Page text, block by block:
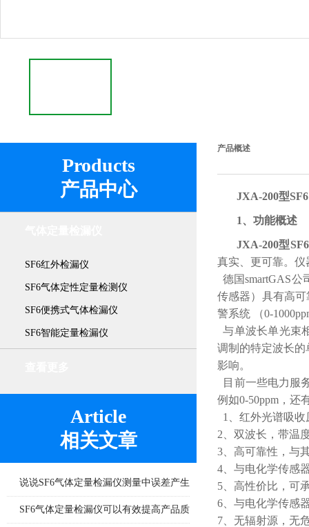
Products
产品中心
SF6红外检漏仪
SF6气体定性定量检测仪
SF6便携式气体检漏仪
SF6智能定量检漏仪
Article
相关文章
说说SF6气体定量检漏仪测量中误差产生
的8个因素
SF6气体定量检漏仪可以有效提高产品质
产品概述
JXA-200型
1、功能概述
JXA-200型
真实、更可靠。
德国smartGAS
传感器）具有高
警系统 （0-
与单波长单光束
调制的特定波长
影响。
目前一些电力服
例如0-50ppm，还
1、红外光谱吸
2、双波长，带温
3、高可靠性，与
4、与电化学传感
5、高性价比，可
6、与电化学传感
7、无辐射源，无